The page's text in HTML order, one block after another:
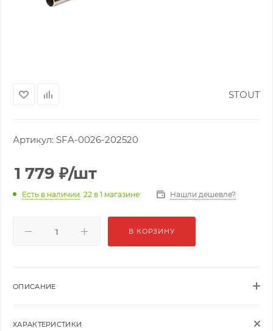
STOUT
Артикул: SFA-0026-202520
1 779 ₽/шт
Есть в наличии: 22 в 1 магазине Нашли дешевле?
В КОРЗИНУ
ОПИСАНИЕ
ХАРАКТЕРИСТИКИ